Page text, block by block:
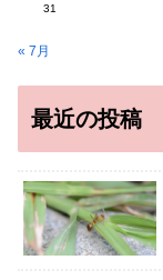
31
« 7月
最近の投稿